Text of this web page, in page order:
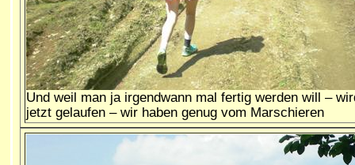
Und weil man ja irgendwann mal fertig werden will –
jetzt gelaufen – wir haben genug vom Marschieren